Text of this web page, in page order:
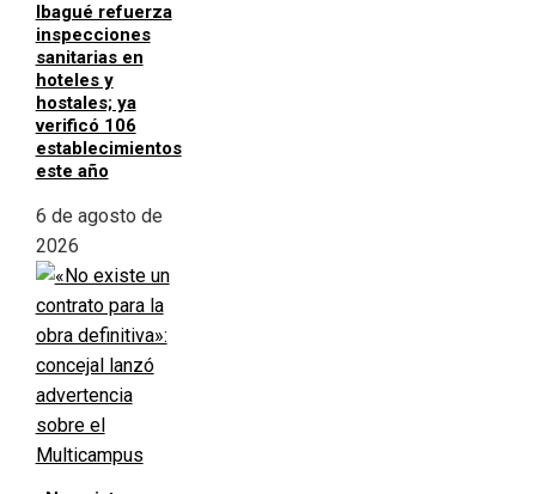
Ibagué refuerza
inspecciones
sanitarias en
hoteles y
hostales; ya
verificó 106
establecimientos
este año
6 de agosto de
2026